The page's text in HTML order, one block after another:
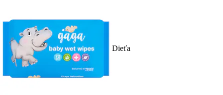
Dieťa